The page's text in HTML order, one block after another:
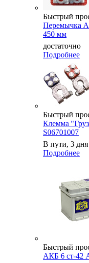
Быстрый
Перемычка
450 мм
достаточно
Подробнее
Быстрый
Клемма
S06701007
В пути, 3 дня
Подробнее
Быстрый
АКБ 6 ст-42